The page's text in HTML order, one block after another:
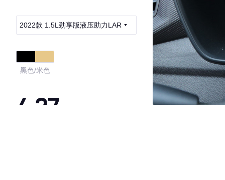
2022款 1.5L劲享版液压助力LAR
黑色/米色
4.27